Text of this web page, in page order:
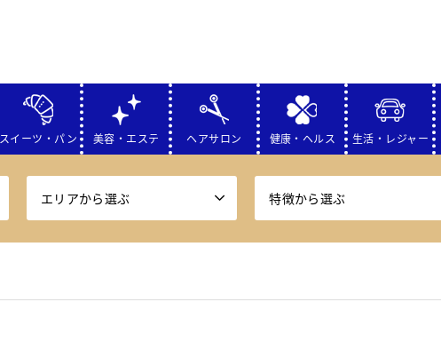
スイーツ・パン 美容・エステ ヘアサロン 健康・ヘルス 生活・レジャー
エリアから選ぶ 特徴から選ぶ